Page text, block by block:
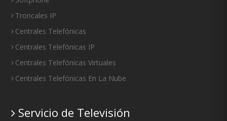
Troncales IP
Centrales Telefónicas
Centrales Telefónicas IP
Centrales Telefónicas Virtuales
Centrales Telefónicas En La Nube
Servicio de Televisión